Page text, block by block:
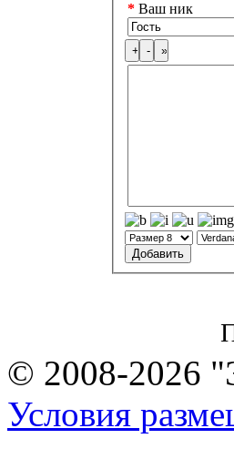
* Ваш ник
© 2008-2026
Условия